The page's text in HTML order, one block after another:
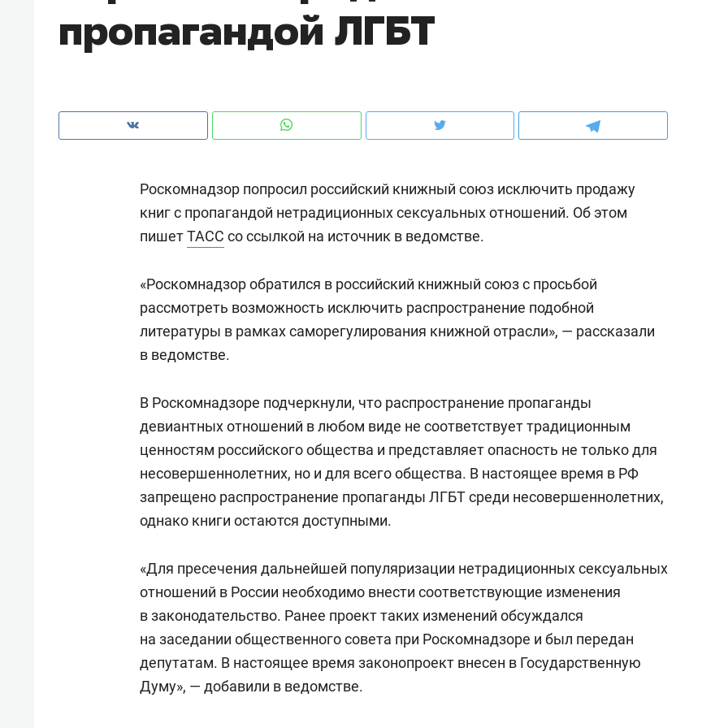
пропагандой ЛГБТ
Роскомнадзор попросил российский книжный союз исключить продажу
книг с пропагандой нетрадиционных сексуальных отношений. Об этом
пишетТАСС со ссылкой на источник в ведомстве.
«Роскомнадзор обратился в российский книжный союз с просьбой
рассмотреть возможность исключить распространение подобной
литературы в рамках саморегулирования книжной отрасли», — рассказали
в ведомстве.
В Роскомнадзоре подчеркнули, что распространение пропаганды
девиантных отношений в любом виде не соответствует традиционным
ценностям российского общества и представляет опасность не только для
несовершеннолетних, но и для всего общества. В настоящее время в РФ
запрещено распространение пропаганды ЛГБТ среди несовершеннолетних,
однако книги остаются доступными.
«Для пресечения дальнейшей популяризации нетрадиционных сексуальных
отношений в России необходимо внести соответствующие изменения
в законодательство. Ранее проект таких изменений обсуждался
на заседании общественного совета при Роскомнадзоре и был передан
депутатам. В настоящее время законопроект внесен в Государственную
Думу», — добавили в ведомстве.
рынки, почему надо знать аксакалов и
чем интересен Оман?
о трехкратном росте цен, дотошных
клиентах и чудных запросах мастеров
Оставить шум за волной: как
строят тишину в казанском
ЖК «Заря»
Рекомендуем
Психотерапевт «Фороса»:
«Директорский невроз» –
Наседкина: «Ремонт